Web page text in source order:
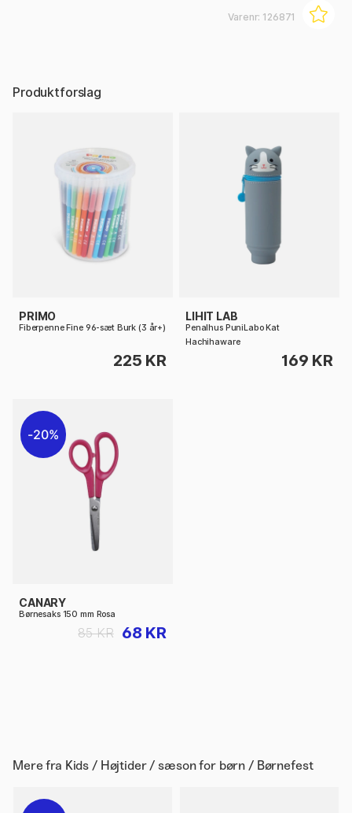
Varenr: 126871
Produktforslag
PRIMO
Fiberpenne Fine 96-sæt Burk (3 år+)
225 KR
LIHIT LAB
Penalhus PuniLabo Kat
Hachihaware
169 KR
20%
CANARY
Børnesaks 150 mm Rosa
68 KR
85 KR
Mere fra Kids / Højtider / sæson for børn / Børnefest